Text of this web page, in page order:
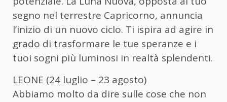
segno nel terrestre Capricorno, annuncia
l’inizio di un nuovo ciclo. Ti ispira ad agire in
grado di trasformare le tue speranze e i
tuoi sogni più luminosi in realtà splendenti.
LEONE (24 luglio – 23 agosto)
Abbiamo molto da dire sulle cose che non